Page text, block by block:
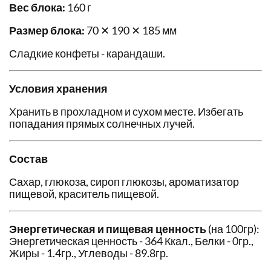
Вес блока: 160 г
Размер блока: 70 ✕ 190 ✕ 185 мм
Сладкие конфеты - карандаши.
Условия хранения
Хранить в прохладном и сухом месте. Избегать
попадания прямых солнечных лучей.
Состав
Сахар, глюкоза, сироп глюкозы, ароматизатор
пищевой, краситель пищевой.
Энергетическая и пищевая ценность(на 100гр):
Энергетическая ценность - 364 Ккал., Белки - 0гр.,
Жиры - 1.4гр., Углеводы - 89.8гр.